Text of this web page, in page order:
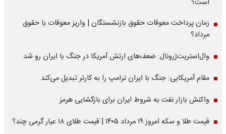
است؟
زمان پرداخت معوقات حقوق بازنشستگان | واریز معوقات با حقوق
مرداد؟
وال‌استریت‌ژرونال: ضعف‌های ارتش آمریکا در جنگ با ایران رو شد
مقام آمریکایی: جنگ با ایران ترامپ را به کارتر تبدیل می‌کند
واکنش بازار نفت به شروط ایران برای بازگشایی هرمز
قیمت طلا و سکه امروز ۱۹ مرداد ۱۴۰۵ | قیمت طلای ۱۸ عیار گرمی چند؟